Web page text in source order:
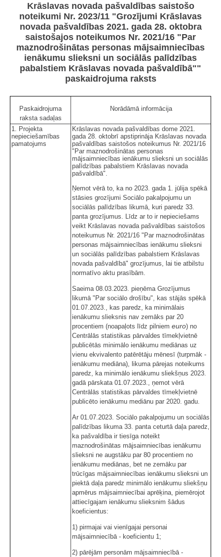
Krāslavas novada pašvaldības saistošo
noteikumi Nr. 2023/11 "Grozījumi Krāslavas
novada pašvaldības 2021. gada 28. oktobra
saistošajos noteikumos Nr. 2021/16 "Par
maznodrošinātas personas mājsaimniecības
ienākumu slieksni un sociālās palīdzības
pabalstiem Krāslavas novada pašvaldībā""
paskaidrojuma raksts
Paskaidrojuma
raksta sadaļas
Norādāmā informācija
1. Projekta
nepieciešamības
pamatojums
Krāslavas novada pašvaldības dome 2021.
gada 28. oktobrī apstiprināja Krāslavas novada
pašvaldības saistošos noteikumus Nr. 2021/16
"Par maznodrošinātas personas
mājsaimniecības ienākumu slieksni un sociālās
palīdzības pabalstiem Krāslavas novada
pašvaldībā".
Ņemot vērā to, ka no 2023. gada 1. jūlija spēkā
stāsies grozījumi Sociālo pakalpojumu un
sociālās palīdzības likumā, kuri paredz 33.
panta grozījumus. Līdz ar to ir nepieciešams
veikt Krāslavas novada pašvaldības saistošos
noteikumus Nr. 2021/16 "Par maznodrošinātas
personas mājsaimniecības ienākumu slieksni
un sociālās palīdzības pabalstiem Krāslavas
novada pašvaldībā" grozījumus, lai tie atbilstu
normatīvo aktu prasībām.
Saeima 08.03.2023. pieņēma Grozījumus
likumā "Par sociālo drošību", kas stājās spēkā
01.07.2023., kas paredz, ka minimālais
ienākumu slieksnis nav zemāks par 20
procentiem (noapaļots līdz pilniem euro) no
Centrālās statistikas pārvaldes tīmekļvietnē
publicētās minimālo ienākumu mediānas uz
vienu ekvivalento patērētāju mēnesī (turpmāk -
ienākumu mediāna), likuma pārejas noteikums
paredz, ka minimālo ienākumu sliekšņus 2023.
gadā pārskata 01.07.2023., ņemot vērā
Centrālās statistikas pārvaldes tīmekļvietnē
publicēto ienākumu mediānu par 2020. gadu.
Ar 01.07.2023. Sociālo pakalpojumu un sociālās
palīdzības likuma 33. panta ceturtā daļa paredz,
ka pašvaldība ir tiesīga noteikt
maznodrošinātas mājsaimniecības ienākumu
slieksni ne augstāku par 80 procentiem no
ienākumu mediānas, bet ne zemāku par
trūcīgas mājsaimniecības ienākumu slieksni un
piektā daļa paredz minimālo ienākumu sliekšņu
apmērus mājsaimniecībai aprēķina, piemērojot
attiecīgajam ienākumu slieksnim šādus
koeficientus:
1) pirmajai vai vienīgajai personai
mājsaimniecībā - koeficientu 1;
2) pārējām personām mājsaimniecībā -